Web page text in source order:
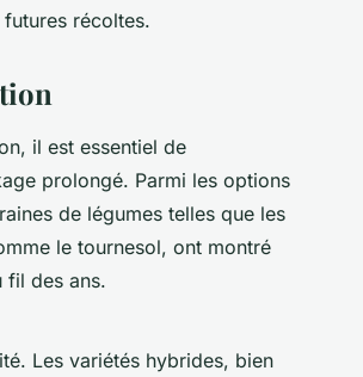
récoltes.
il est essentiel de
prolongé. Parmi les options
de légumes telles que les
le tournesol, ont montré
fil des ans.
Les variétés hybrides, bien